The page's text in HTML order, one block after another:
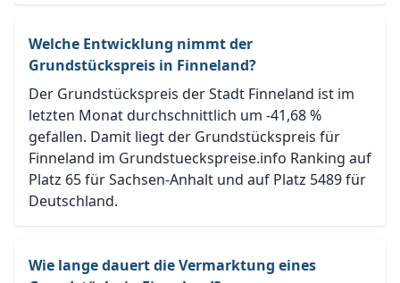
Welche Entwicklung nimmt der
Grundstückspreis in Finneland?
Der Grundstückspreis der Stadt Finneland ist im
letzten Monat durchschnittlich um -41,68 %
gefallen. Damit liegt der Grundstückspreis für
Finneland im Grundstueckspreise.info Ranking auf
Platz 65 für Sachsen-Anhalt und auf Platz 5489 für
Deutschland.
Wie lange dauert die Vermarktung eines